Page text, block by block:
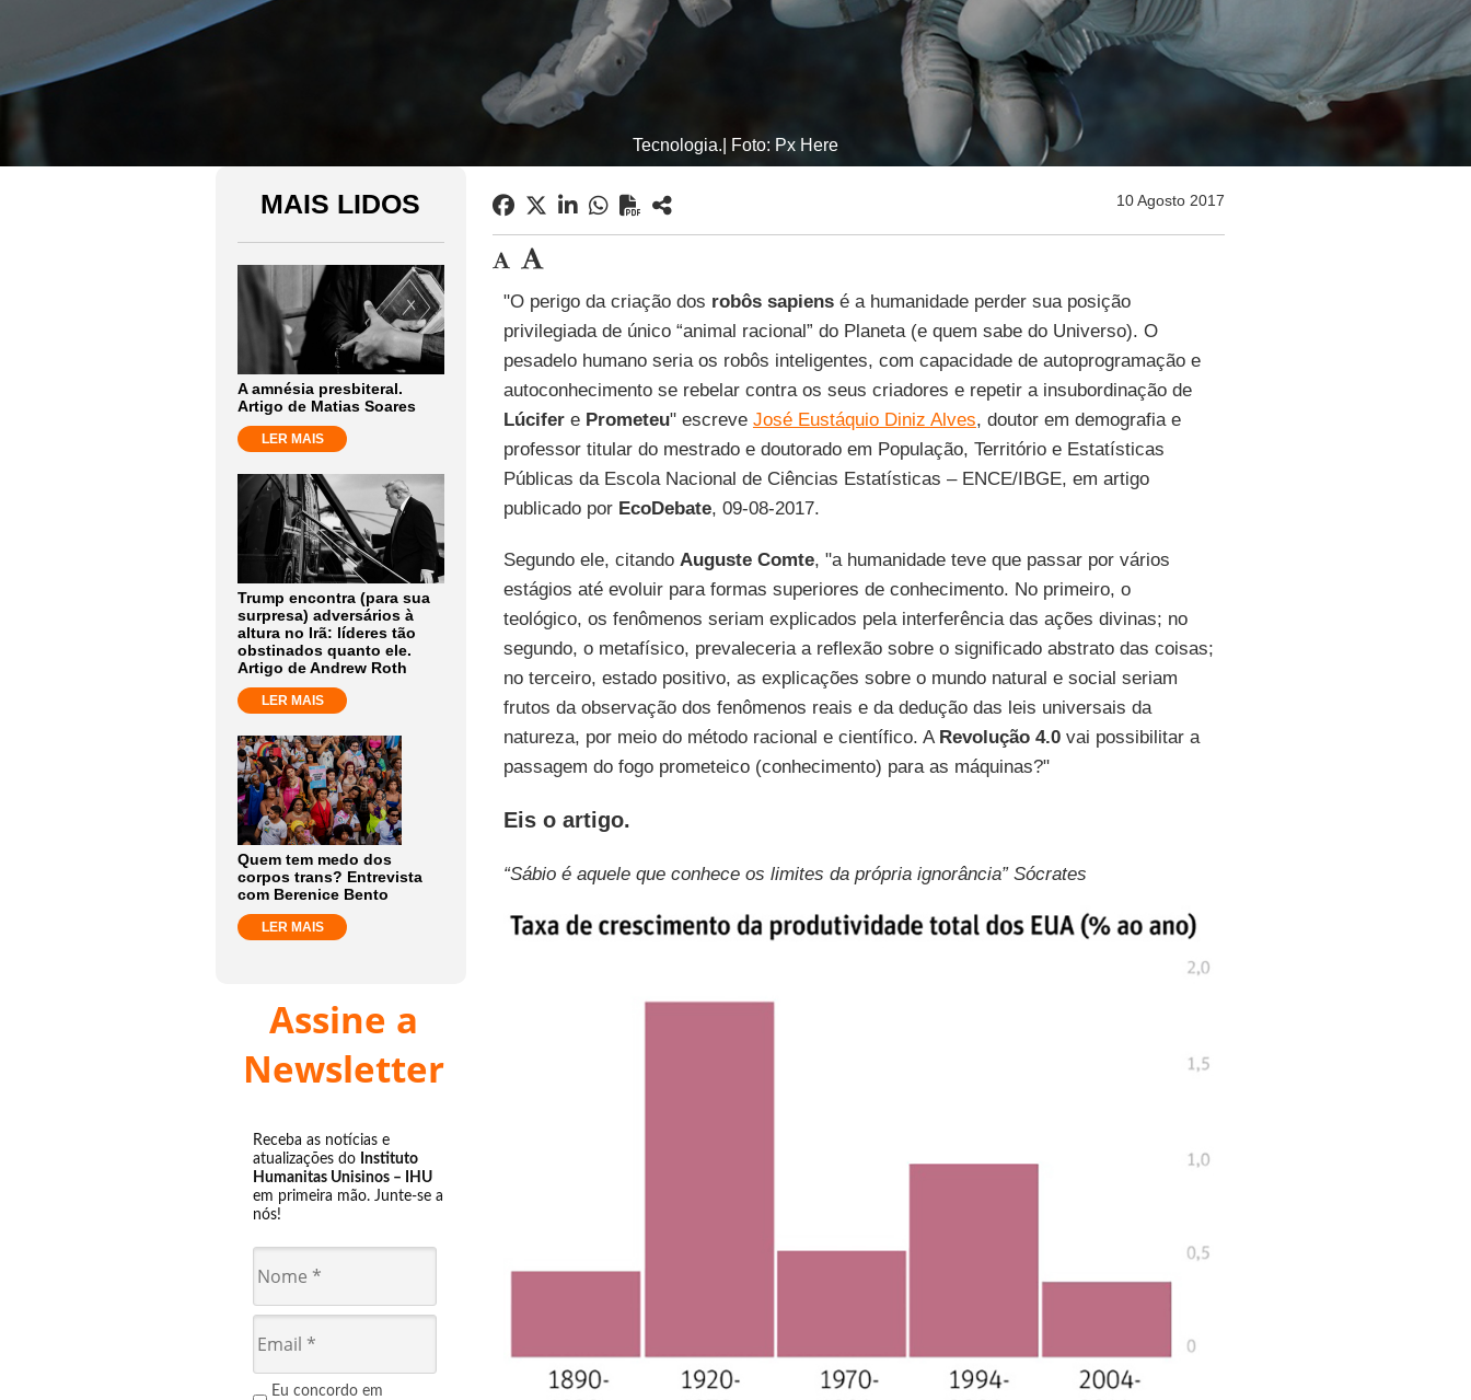
Tecnologia.| Foto: Px Here
MAIS LIDOS
A amnésia presbiteral.
Artigo de Matias Soares
LER MAIS
Trump encontra (para sua
surpresa) adversários à
altura no Irã: líderes tão
obstinados quanto ele.
Artigo de Andrew Roth
LER MAIS
Quem tem medo dos
corpos trans? Entrevista
com Berenice Bento
LER MAIS
Assine a
Newsletter
Receba as notícias e
atualizações do Instituto
Humanitas Unisinos – IHU
em primeira mão. Junte-se a
nós!
Eu concordo em
10 Agosto 2017
"O perigo da criação dos robôs sapiensé a humanidade perder sua posição
privilegiada de único “animal racional” do Planeta (e quem sabe do Universo). O
pesadelo humano seria os robôs inteligentes, com capacidade de autoprogramação e
autoconhecimento se rebelar contra os seus criadores e repetir a insubordinação de
Lúcifere Prometeu" escreve José Eustáquio Diniz Alves, doutor em demografia e
professor titular do mestrado e doutorado em População, Território e Estatísticas
Públicas da Escola Nacional de Ciências Estatísticas – ENCE/IBGE, em artigo
publicado por EcoDebate, 09-08-2017.
Segundo ele, citando Auguste Comte, "a humanidade teve que passar por vários
estágios até evoluir para formas superiores de conhecimento. No primeiro, o
teológico, os fenômenos seriam explicados pela interferência das ações divinas; no
segundo, o metafísico, prevaleceria a reflexão sobre o significado abstrato das coisas;
no terceiro, estado positivo, as explicações sobre o mundo natural e social seriam
frutos da observação dos fenômenos reais e da dedução das leis universais da
natureza, por meio do método racional e científico. A Revolução 4.0vai possibilitar a
passagem do fogo prometeico (conhecimento) para as máquinas?"
Eis o artigo.
“Sábio é aquele que conhece os limites da própria ignorância” Sócrates